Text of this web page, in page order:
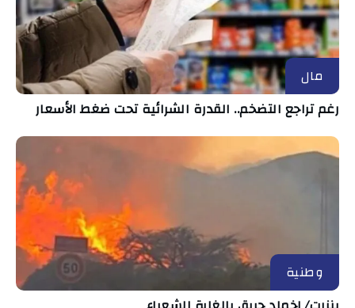
مال
رغم تراجع التضخم.. القدرة الشرائية تحت ضغط الأسعار
وطنية